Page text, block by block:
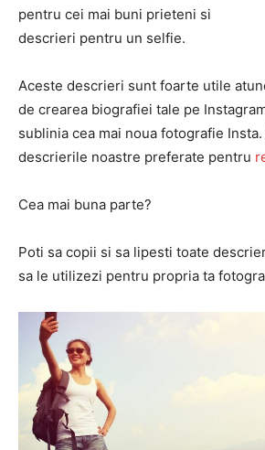
pentru cei mai buni prieteni si
descrieri pentru un selfie.
Aceste descrieri sunt foarte utile
de crearea biografiei tale pe
sublinia cea mai noua fotografie
descrierile noastre preferate pentru
Cea mai buna parte?
Poti sa copii si sa lipesti toate
sa le utilizezi pentru propria ta